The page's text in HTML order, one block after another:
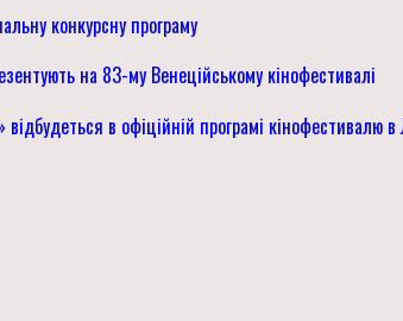
конкурсну програму
на 83-му Венеційському кінофестивалі
в офіційній програмі кінофестивалю